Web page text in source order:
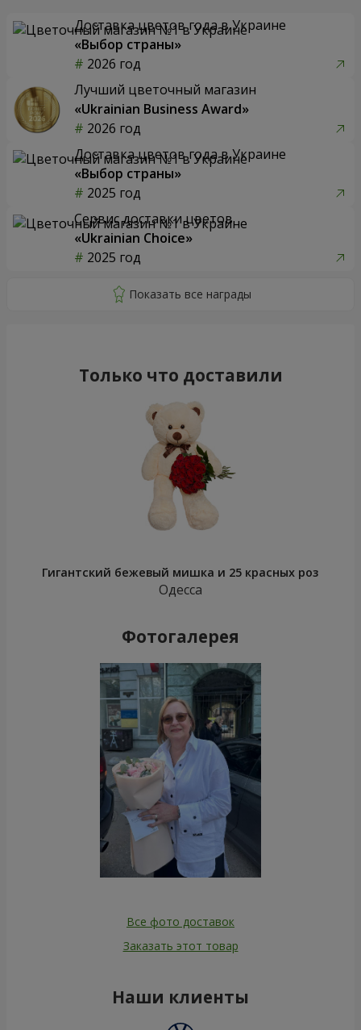
Доставка цветов года в Украине
«Выбор страны»
2026 год
Лучший цветочный магазин
«Ukrainian Business Award»
2026 год
Доставка цветов года в Украине
«Выбор страны»
2025 год
Сервис доставки цветов
«Ukrainian Choice»
2025 год
Только что доставили
Гигантский бежевый мишка и 25 красных роз
Одесса
Фотогалерея
Все фото доставок
Заказать этот товар
Наши клиенты